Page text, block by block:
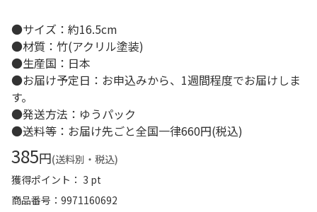
●サイズ：約16.5cm
●材質：竹(アクリル塗装)
●生産国：日本
●お届け予定日：お申込みから、1週間程度でお届けしま
す。
●発送方法：ゆうパック
●送料等：お届け先ごと全国一律660円(税込)
385円(送料別・税込)
獲得ポイント： 3 pt
商品番号
9971160692